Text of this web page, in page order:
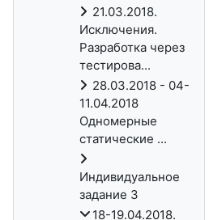
21.03.2018.
Исключения.
Разработка через
тестирова...
28.03.2018 - 04-
11.04.2018
Одномерные
статические ...
Индивидуальное
задание 3
18-19.04.2018.